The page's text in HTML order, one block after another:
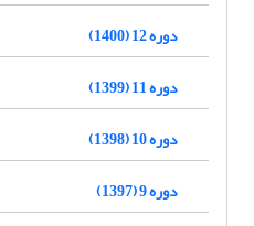
دوره 12 (1400)
دوره 11 (1399)
دوره 10 (1398)
دوره 9 (1397)